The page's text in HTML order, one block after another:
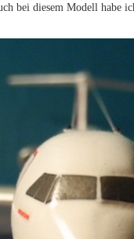
bei diesem Modell habe